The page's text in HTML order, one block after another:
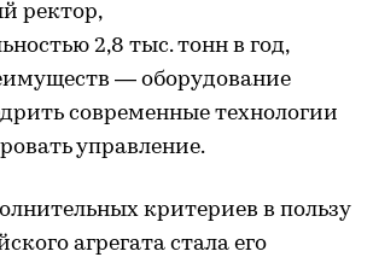
ректор,
2,8 тыс. тонн в год,
— оборудование
современные технологии
управление.
критериев в пользу
агрегата стала его